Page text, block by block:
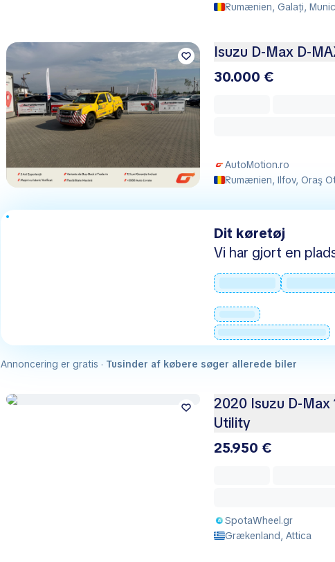
Rumænien, Galați,
Isuzu D-Max D-
30.000 €
AutoMotion.ro
Rumænien, Ilfov, Oraş
Dit køretøj
Vi har gjort en
Annoncering er gratis · Tusinder af købere søger allerede biler
2020 Isuzu D-Max
Utility
25.950 €
SpotaWheel.gr
Grækenland, Attica